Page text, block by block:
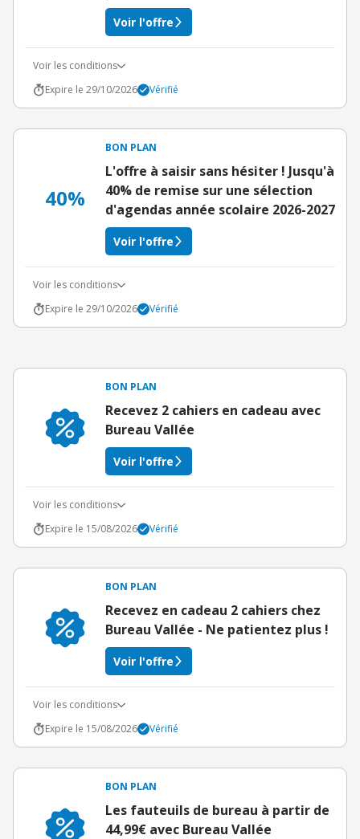
Voir l'offre
Voir les conditions
Expire le 29/10/2026
Vérifié
40%
BON PLAN
L'offre à saisir sans hésiter ! Jusqu'à
40% de remise sur une sélection
d'agendas année scolaire 2026-2027
Voir l'offre
Voir les conditions
Expire le 29/10/2026
Vérifié
BON PLAN
Recevez 2 cahiers en cadeau avec
Bureau Vallée
Voir l'offre
Voir les conditions
Expire le 15/08/2026
Vérifié
BON PLAN
Recevez en cadeau 2 cahiers chez
Bureau Vallée - Ne patientez plus !
Voir l'offre
Voir les conditions
Expire le 15/08/2026
Vérifié
BON PLAN
Les fauteuils de bureau à partir de
44,99€ avec Bureau Vallée